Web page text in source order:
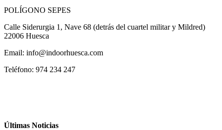
POLÍGONO SEPES
Calle Siderurgia 1, Nave 68 (detrás del cuartel militar y Mildred)
22006 Huesca
Email: info@indoorhuesca.com
Teléfono: 974 234 247
Últimas Noticias